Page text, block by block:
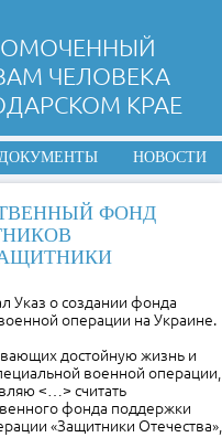
ЧЕЛОВЕКА
КРАЕ
НОВОСТИ
ФОНД
Указ о создании фонда
операции на Украине.
достойную жизнь и
военной операции,
<…> считать
фонда поддержки
«Защитники Отечества»,